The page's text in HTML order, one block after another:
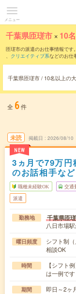
メニュー
千葉県匝瑳市 × 10
匝瑳市の派遣のお仕事情報です。
、 クリエイティブ系などのお仕
千葉県匝瑳市 / 10名以上の
全 6件
未読
NEW
掲載日 2026/08/10
3ヵ月で79万円
のお話相手など
職種未経験OK 交通
派遣
勤務地 千葉県匝
八日市場
曜日頻度
シフト制
相談OK
時間
【シフト
は一例で
期間 即日～2ヶ